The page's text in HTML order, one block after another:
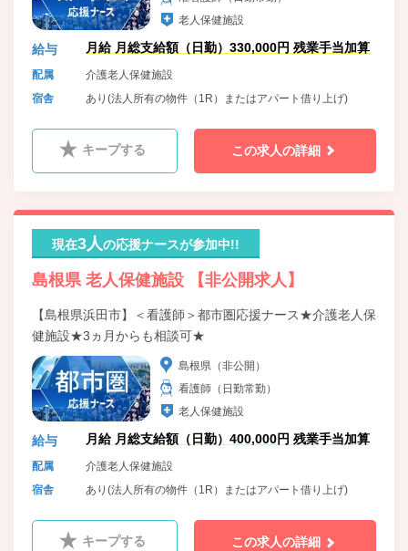
老人保健施設
給与 月給 月総支給額（日勤）330,000円 残業手当加算
配属
介護老人保健施設
宿舎
あり(法人所有の物件（1R）またはアパート借り上げ)
キープする この求人の詳細
現在3人の応援ナースが参加中!!
島根県 老人保健施設 【非公開求人】
【島根県浜田市】＜看護師＞都市圏応援ナース★介護老人保
健施設★3ヵ月からも相談可★
島根県（非公開）
看護師（日勤常勤）
老人保健施設
給与 月給 月総支給額（日勤）400,000円 残業手当加算
配属
介護老人保健施設
宿舎
あり(法人所有の物件（1R）またはアパート借り上げ)
キープする この求人の詳細